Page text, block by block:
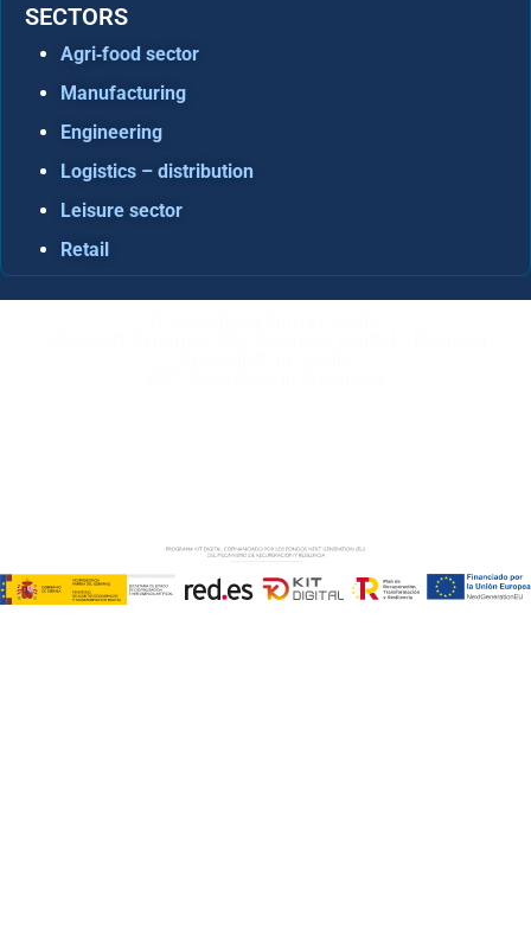
SECTORS
Agri‑food sector
Manufacturing
Engineering
Logistics – distribution
Leisure sector
Retail